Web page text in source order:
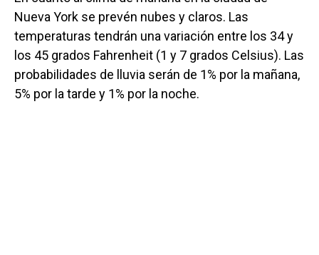
Nueva York se prevén nubes y claros. Las
temperaturas tendrán una variación entre los 34 y
los 45 grados Fahrenheit (1 y 7 grados Celsius). Las
probabilidades de lluvia serán de 1% por la mañana,
5% por la tarde y 1% por la noche.